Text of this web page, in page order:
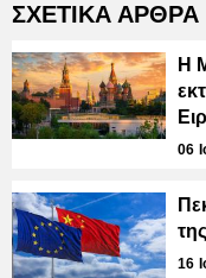
ΣΧΕΤΙΚΑ ΑΡΘΡΑ
Η
06
16